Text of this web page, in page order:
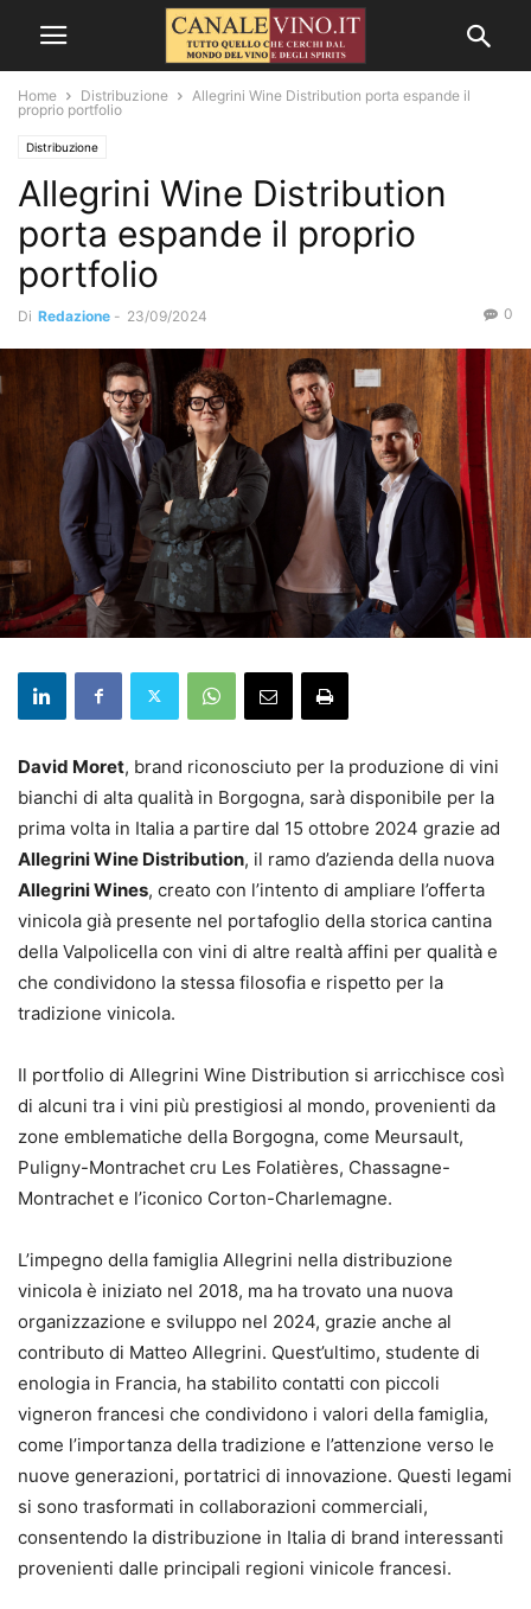
Home Distribuzione
Allegrini Wine Distribution porta espande il
proprio portfolio
Distribuzione
Allegrini Wine Distribution
porta espande il proprio
portfolio
Di Redazione - 23/09/2024 0
David Moret, brand riconosciuto per la produzione di vini
bianchi di alta qualità in Borgogna, sarà disponibile per la
prima volta in Italia a partire dal 15 ottobre 2024 grazie ad
Allegrini Wine Distribution, il ramo d’azienda della nuova
Allegrini Wines, creato con l’intento di ampliare l’offerta
vinicola già presente nel portafoglio della storica cantina
della Valpolicella con vini di altre realtà affini per qualità e
che condividono la stessa filosofia e rispetto per la
tradizione vinicola.
Il portfolio di Allegrini Wine Distribution si arricchisce così
di alcuni tra i vini più prestigiosi al mondo, provenienti da
zone emblematiche della Borgogna, come Meursault,
Puligny-Montrachet cru Les Folatières, Chassagne-
Montrachet e l’iconico Corton-Charlemagne.
L’impegno della famiglia Allegrini nella distribuzione
vinicola è iniziato nel 2018, ma ha trovato una nuova
organizzazione e sviluppo nel 2024, grazie anche al
contributo di Matteo Allegrini. Quest’ultimo, studente di
enologia in Francia, ha stabilito contatti con piccoli
vigneron francesi che condividono i valori della famiglia,
come l’importanza della tradizione e l’attenzione verso le
nuove generazioni, portatrici di innovazione. Questi legami
si sono trasformati in collaborazioni commerciali,
consentendo la distribuzione in Italia di brand interessanti
provenienti dalle principali regioni vinicole francesi.